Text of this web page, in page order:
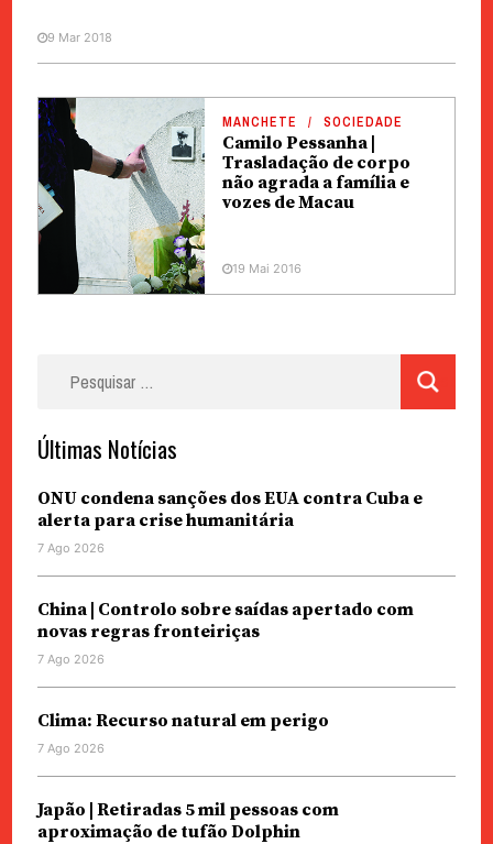
9 Mar 2018
MANCHETE SOCIEDADE
Camilo Pessanha |
Trasladação de corpo
não agrada a família e
vozes de Macau
19 Mai 2016
Últimas Notícias
ONU condena sanções dos EUA contra Cuba e
alerta para crise humanitária
7 Ago 2026
China | Controlo sobre saídas apertado com
novas regras fronteiriças
7 Ago 2026
Clima: Recurso natural em perigo
7 Ago 2026
Japão | Retiradas 5 mil pessoas com
aproximação de tufão Dolphin